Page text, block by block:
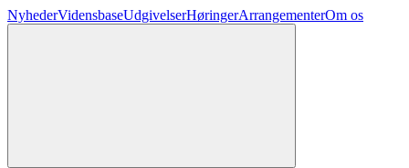
NyhederVidensbaseUdgivelserHøringerArrangementerOm os